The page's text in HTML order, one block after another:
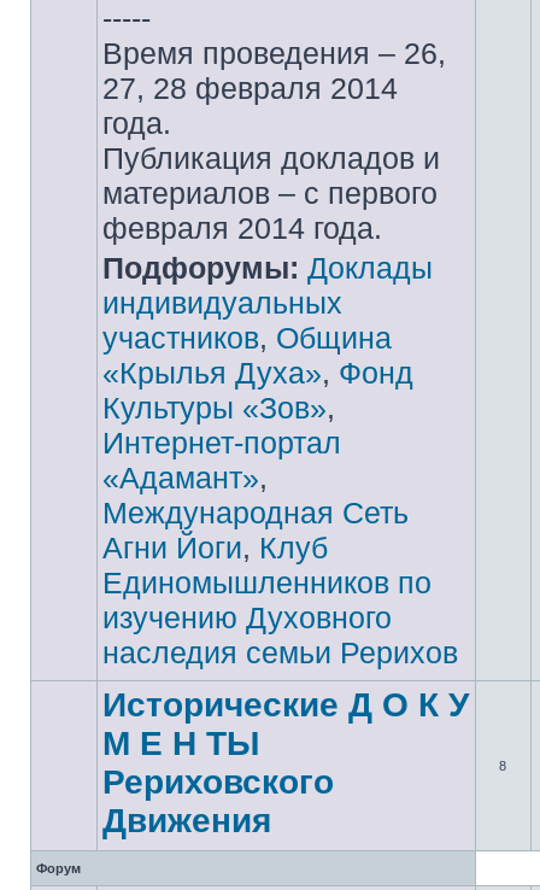
-----
Время проведения – 26,
27, 28 февраля 2014
года.
Публикация докладов и
материалов – с первого
февраля 2014 года.
Подфорумы: Доклады
индивидуальных
участников, Община
«Крылья Духа», Фонд
Культуры «Зов»,
Интернет-портал
«Адамант»,
Международная Сеть
Агни Йоги, Клуб
Единомышленников по
изучению Духовного
наследия семьи Рерихов
Исторические Д О К У
М Е Н ТЫ
Рериховского
Движения
8
Форум